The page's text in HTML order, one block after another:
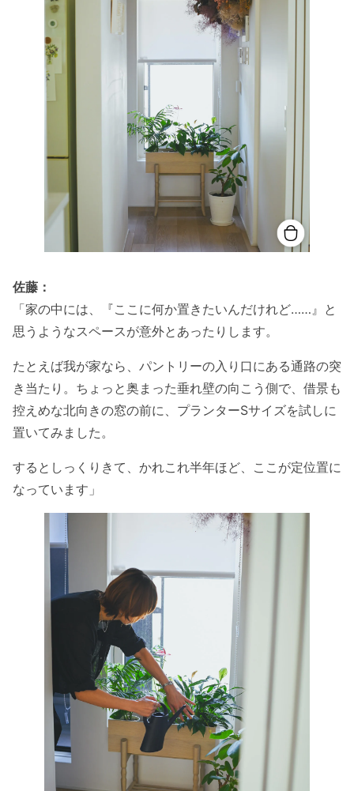
佐藤：
「家の中には、『ここに何か置きたいんだけれど……』と
思うようなスペースが意外とあったりします。
たとえば我が家なら、パントリーの入り口にある通路の突
き当たり。ちょっと奥まった垂れ壁の向こう側で、借景も
控えめな北向きの窓の前に、プランターSサイズを試しに
置いてみました。
するとしっくりきて、かれこれ半年ほど、ここが定位置に
なっています」